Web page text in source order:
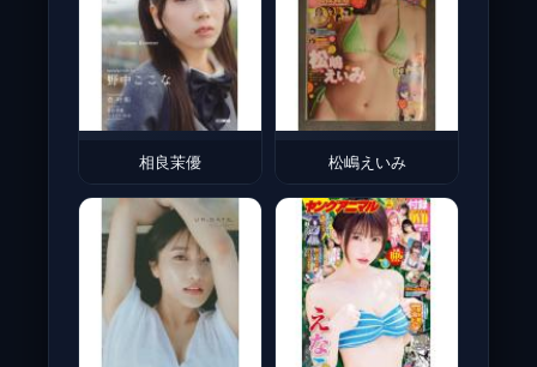
相良茉優 松嶋えいみ